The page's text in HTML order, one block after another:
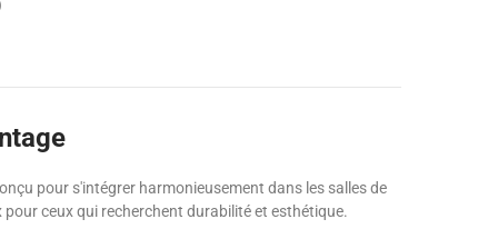
pour s'intégrer harmonieusement dans les salles de
ceux qui recherchent durabilité et esthétique.